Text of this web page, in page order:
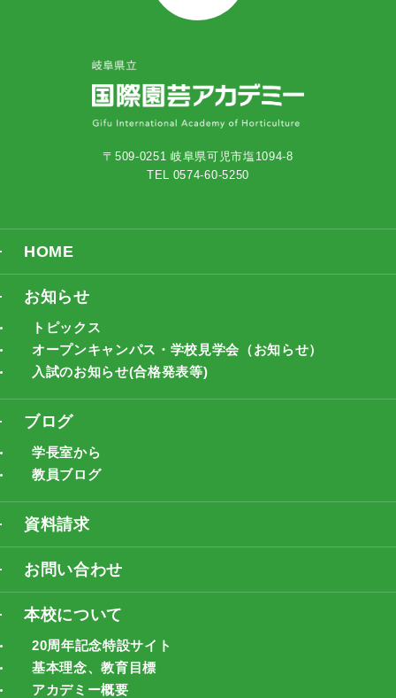
〒509-0251 岐阜県可児市塩1094-8
TEL 0574-60-5250
HOME
お知らせ
トピックス
オープンキャンパス・学校見学会（お知らせ）
入試のお知らせ(合格発表等)
ブログ
学長室から
教員ブログ
資料請求
お問い合わせ
本校について
20周年記念特設サイト
基本理念、教育目標
アカデミー概要